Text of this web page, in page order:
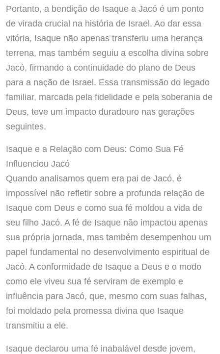
Portanto, a bendição de Isaque a Jacó é um ponto
de virada crucial na história de Israel. Ao dar essa
vitória, Isaque não apenas transferiu uma herança
terrena, mas também seguiu a escolha divina sobre
Jacó, firmando a continuidade do plano de Deus
para a nação de Israel. Essa transmissão do legado
familiar, marcada pela fidelidade e pela soberania de
Deus, teve um impacto duradouro nas gerações
seguintes.
Isaque e a Relação com Deus: Como Sua Fé
Influenciou Jacó
Quando analisamos quem era pai de Jacó, é
impossível não refletir sobre a profunda relação de
Isaque com Deus e como sua fé moldou a vida de
seu filho Jacó. A fé de Isaque não impactou apenas
sua própria jornada, mas também desempenhou um
papel fundamental no desenvolvimento espiritual de
Jacó. A conformidade de Isaque a Deus e o modo
como ele viveu sua fé serviram de exemplo e
influência para Jacó, que, mesmo com suas falhas,
foi moldado pela promessa divina que Isaque
transmitiu a ele.
Isaque declarou uma fé inabalável desde jovem,